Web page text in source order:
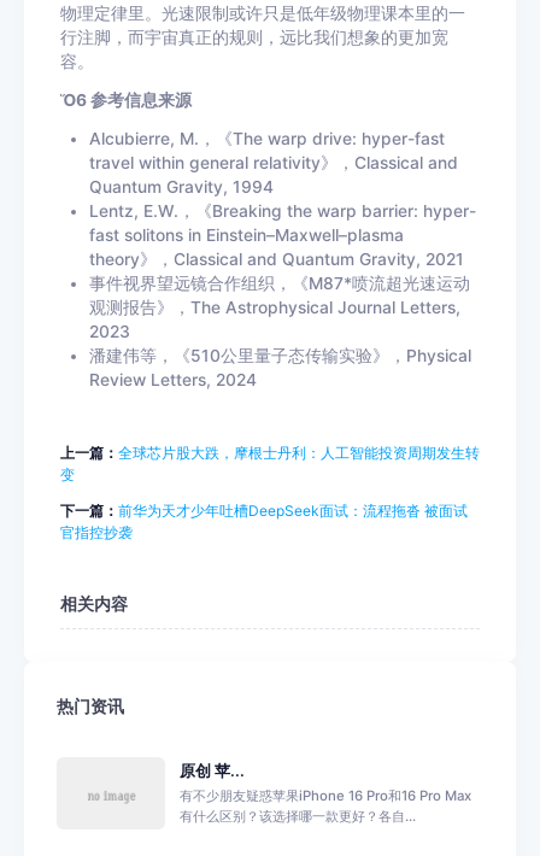
物理定律里。光速限制或许只是低年级物理课本里的一
行注脚，而宇宙真正的规则，远比我们想象的更加宽
容。
Ὅ6 参考信息来源
Alcubierre, M.，《The warp drive: hyper-fast
travel within general relativity》，Classical and
Quantum Gravity, 1994
Lentz, E.W.，《Breaking the warp barrier: hyper-
fast solitons in Einstein–Maxwell–plasma
theory》，Classical and Quantum Gravity, 2021
事件视界望远镜合作组织，《M87*喷流超光速运动
观测报告》，The Astrophysical Journal Letters,
2023
潘建伟等，《510公里量子态传输实验》，Physical
Review Letters, 2024
上一篇： 全球芯片股大跌，摩根士丹利：人工智能投资周期发生转
变
下一篇： 前华为天才少年吐槽DeepSeek面试：流程拖沓 被面试
官指控抄袭
相关内容
热门资讯
原创 苹...
有不少朋友疑惑苹果iPhone 16 Pro和16 Pro Max
有什么区别？该选择哪一款更好？各自...